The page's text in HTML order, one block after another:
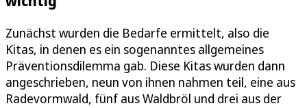
Zunächst wurden die Bedarfe ermittelt, also die
Kitas, in denen es ein sogenanntes allgemeines
Präventionsdilemma gab. Diese Kitas wurden dann
angeschrieben, neun von ihnen nahmen teil, eine aus
Radevormwald, fünf aus Waldbröl und drei aus der